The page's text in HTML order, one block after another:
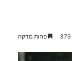
379 פחות מדקה